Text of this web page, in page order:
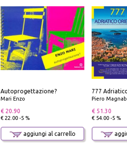
Autoprogettazione?
Mari Enzo
€ 20.90
€ 22.00 -5 %
aggiungi al carrello
Piero Magnabosco;
€ 51.30
€ 54.00 -5 %